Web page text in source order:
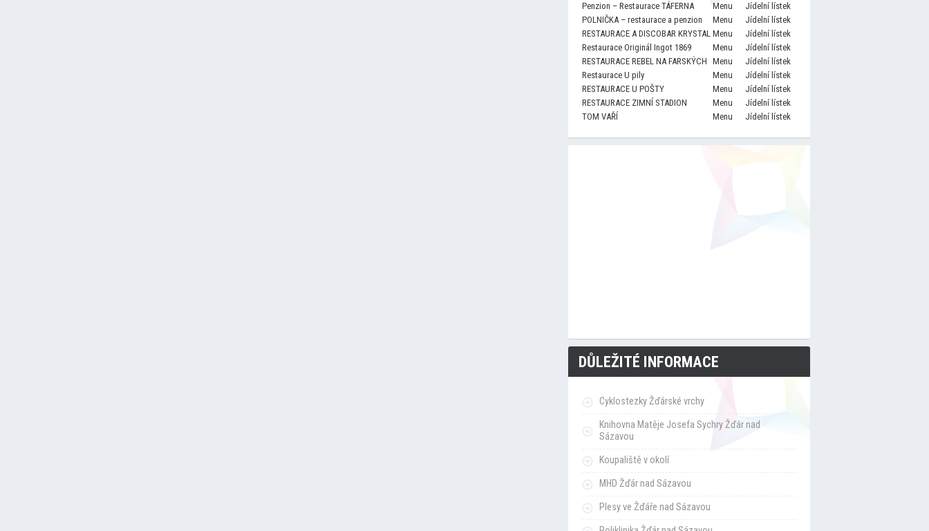
Penzion – Restaurace TÁFERNA
Menu
Jídelní lístek
POLNIČKA – restaurace a penzion
Menu
Jídelní lístek
RESTAURACE A DISCOBAR KRYSTAL Menu
Jídelní lístek
Restaurace Originál Ingot 1869
Menu
Jídelní lístek
RESTAURACE REBEL NA FARSKÝCH Menu
Jídelní lístek
Restaurace U pily
Menu
Jídelní lístek
RESTAURACE U POŠTY
Menu
Jídelní lístek
RESTAURACE ZIMNÍ STADION
Menu
Jídelní lístek
TOM VAŘÍ
Menu Jídelní lístek
DŮLEŽITÉ INFORMACE
Cyklostezky Žďárské vrchy
Knihovna Matěje Josefa Sychry Žďár nad
Sázavou
Koupaliště v okolí
MHD Žďár nad Sázavou
Plesy ve Žďáře nad Sázavou